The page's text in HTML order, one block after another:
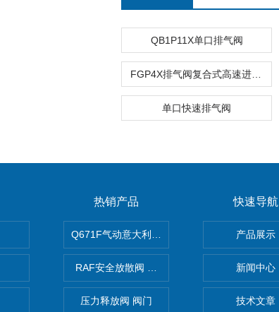
QB1P11X单口排气阀
单口快速排气阀
热销产品
Q671F气动意大利式薄型球阀
RAF安全放散阀 阀生产
压力释放阀 阀门
快速导航
产品展示
新闻中心
技术文章